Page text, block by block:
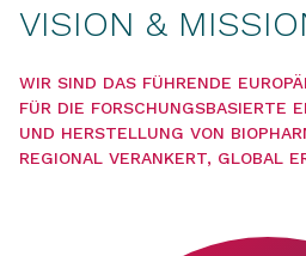
VISION &
WIR SIND DAS FÜHRENDE
FÜR DIE FORSCHUNGSBASIERTE
UND HERSTELLUNG VON
REGIONAL VERANKERT, GLOBAL